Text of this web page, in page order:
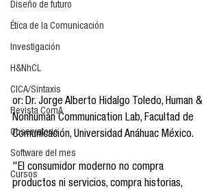
Diseño de futuro
Ética de la Comunicación
Investigación
H&NhCL
CICA/Sintaxis
Revista ComA
Observatorio
Software del mes
Cursos
or: Dr. Jorge Alberto Hidalgo Toledo, Human &
Nonhuman Communication Lab, Facultad de
Comunicación, Universidad Anáhuac México.
"El consumidor moderno no compra
productos ni servicios, compra historias,